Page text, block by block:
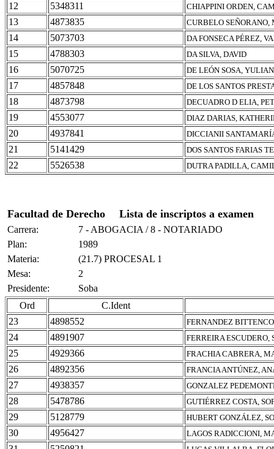
12 5348311 CHIAPPINI ORDEN,
13 4873835 CURBELO SEÑORANO,
14 5073703 DA FONSECA PÉREZ,
15 4788303 DA SILVA, DAVID
16 5070725 DE LEÓN SOSA,
17 4857848 DE LOS SANTOS
18 4873798 DECUADRO D ELIA,
19 4553077 DIAZ DARIAS,
20 4937841 DICCIANII
21 5141429 DOS SANTOS FARIAS
22 5526538 DUTRA PADILLA,
Facultad de Derecho Lista de inscriptos a examen
Carrera:
7 - ABOGACIA / 8 - NOTARIADO
Plan:
1989
Materia:
(21.7) PROCESAL 1
Mesa:
2
Presidente:
Soba
Ord
C.Ident
23
4898552 FERNANDEZ
24 4891907 FERREIRA ESCUDERO,
25 4929366 FRACHIA CABRERA,
26 4892356 FRANCIA ANTÚNEZ,
27 4938357 GONZALEZ
28 5478786 GUTIÉRREZ COSTA,
29 5128779 HUBERT GONZÁLEZ,
30 4956427 LAGOS RADICCIONI,